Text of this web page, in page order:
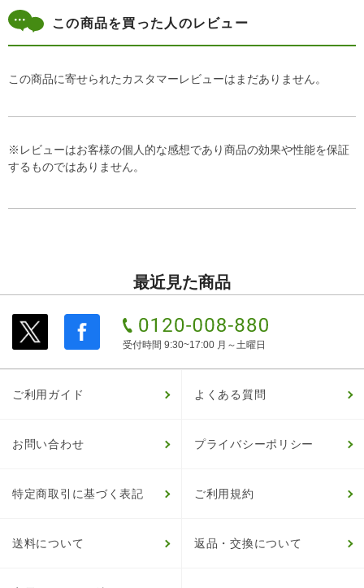
この商品を買った人のレビュー
この商品に寄せられたカスタマーレビューはまだありません。
※レビューはお客様の個人的な感想であり商品の効果や性能を保証
するものではありません。
最近見た商品
受付時間 9:30~17:00 月～土曜日
ご利用ガイド よくある質問
お問い合わせ プライバシーポリシー
特定商取引に基づく表記 ご利用規約
送料について 返品・交換について